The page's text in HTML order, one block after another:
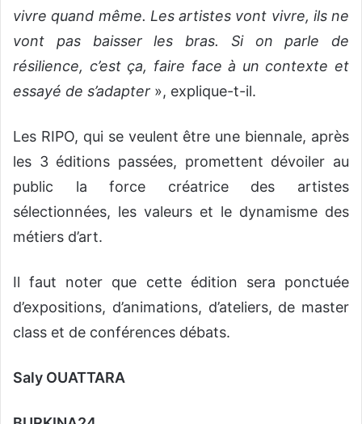
vivre quand même. Les artistes vont vivre, ils ne
vont pas baisser les bras. Si on parle de
résilience, c’est ça, faire face à un contexte et
essayé de s’adapter », explique-t-il.
Les RIPO, qui se veulent être une biennale, après
les 3 éditions passées, promettent dévoiler au
public la force créatrice des artistes
sélectionnées, les valeurs et le dynamisme des
métiers d’art.
Il faut noter que cette édition sera ponctuée
d’expositions, d’animations, d’ateliers, de master
class et de conférences débats.
Saly OUATTARA